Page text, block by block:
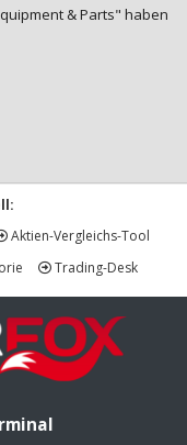
& Parts" haben
Aktien-Vergleichs-Tool
Trading-Desk